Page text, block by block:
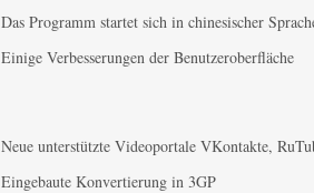
Das Programm startet sich in chinesischer
Einige Verbesserungen der Benutzeroberfläche
Neue unterstützte Videoportale VKontakte,
Eingebaute Konvertierung in 3GP